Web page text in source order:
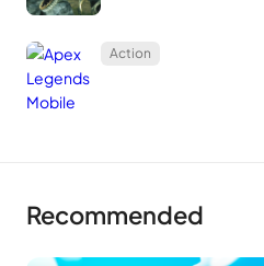
Action
Recommended